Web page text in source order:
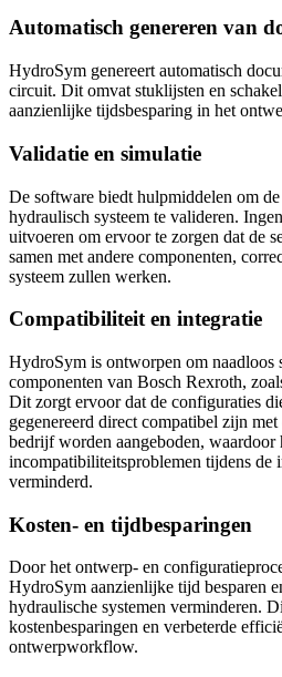
Automatisch genereren van
HydroSym genereert automatisch
circuit. Dit omvat stuklijsten en
aanzienlijke tijdsbesparing in het
Validatie en simulatie
De software biedt hulpmiddelen om de
hydraulisch systeem te valideren.
uitvoeren om ervoor te zorgen dat de
samen met andere componenten,
systeem zullen werken.
Compatibiliteit en integratie
HydroSym is ontworpen om naadloos
componenten van Bosch Rexroth,
Dit zorgt ervoor dat de configuraties
gegenereerd direct compatibel zijn
bedrijf worden aangeboden, waardoor
incompatibiliteitsproblemen tijdens de
verminderd.
Kosten- en tijdbesparingen
Door het ontwerp- en
HydroSym aanzienlijke tijd besparen
hydraulische systemen verminderen.
kostenbesparingen en verbeterde
ontwerpworkflow.